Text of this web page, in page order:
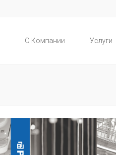
О Компании Услуги